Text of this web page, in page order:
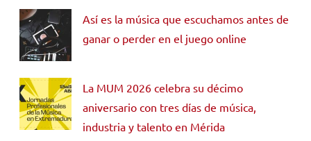
Así es la música que escuchamos antes de
ganar o perder en el juego online
La MUM 2026 celebra su décimo
aniversario con tres días de música,
industria y talento en Mérida